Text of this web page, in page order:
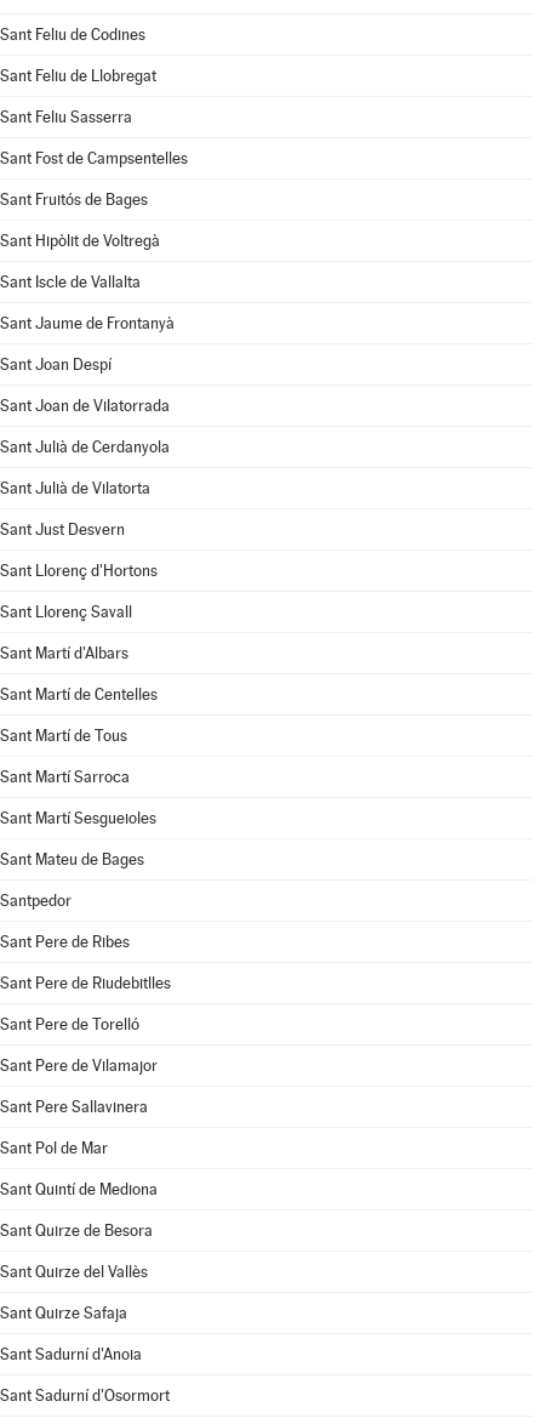
Sant Feliu de Codines
Sant Feliu de Llobregat
Sant Feliu Sasserra
Sant Fost de Campsentelles
Sant Fruitós de Bages
Sant Hipòlit de Voltregà
Sant Iscle de Vallalta
Sant Jaume de Frontanyà
Sant Joan Despí
Sant Joan de Vilatorrada
Sant Julià de Cerdanyola
Sant Julià de Vilatorta
Sant Just Desvern
Sant Llorenç d'Hortons
Sant Llorenç Savall
Sant Martí d'Albars
Sant Martí de Centelles
Sant Martí de Tous
Sant Martí Sarroca
Sant Martí Sesgueioles
Sant Mateu de Bages
Santpedor
Sant Pere de Ribes
Sant Pere de Riudebitlles
Sant Pere de Torelló
Sant Pere de Vilamajor
Sant Pere Sallavinera
Sant Pol de Mar
Sant Quintí de Mediona
Sant Quirze de Besora
Sant Quirze del Vallès
Sant Quirze Safaja
Sant Sadurní d'Anoia
Sant Sadurní d'Osormort